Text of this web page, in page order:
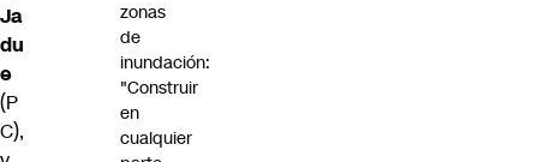
Ja
du
e
(P
C),
zonas
de
inundación:
"Construir
en
cualquier